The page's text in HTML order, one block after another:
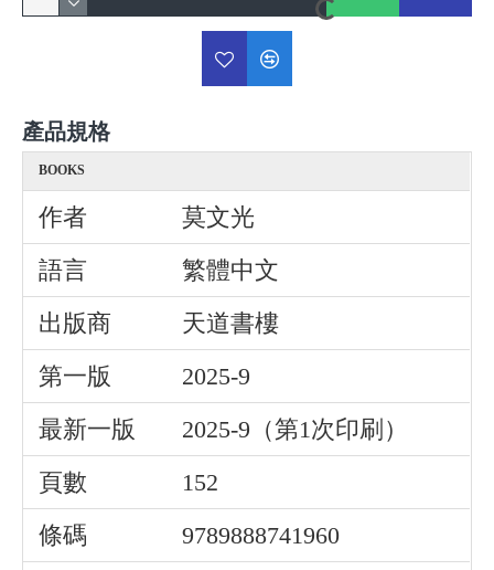
產品規格
BOOKS
作者
莫文光
語言
繁體中文
出版商
天道書樓
第一版
2025-9
最新一版
2025-9（第1次印刷）
頁數
152
條碼
9789888741960